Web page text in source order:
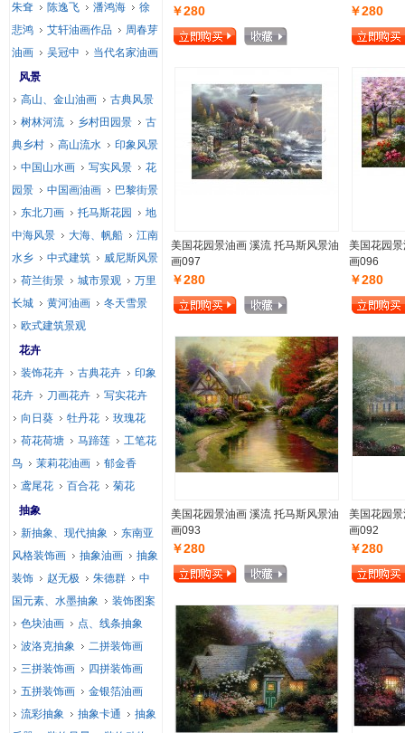
￥280 ￥280
美国花园景油画 溪流 托马斯风景油
画097
￥280
美国花园
画096
￥280
美国花园景油画 溪流 托马斯风景油
画093
￥280
美国花园
画092
￥280
朱耷
陈逸飞 潘鸿海
徐
悲鸿
艾轩油画作品
周春芽
油画
吴冠中
当代名家油画
风景
高山、金山油画
古典风景
树林河流
乡村田园景
古
典乡村
高山流水
印象风景
中国山水画
写实风景
花
园景
中国画油画
巴黎街景
东北刀画
托马斯花园
地
中海风景
大海、帆船
江南
水乡
中式建筑
威尼斯风景
荷兰街景
城市景观
万里
长城
黄河油画
冬天雪景
欧式建筑景观
花卉
装饰花卉
古典花卉
印象
花卉
刀画花卉
写实花卉
向日葵
牡丹花
玫瑰花
荷花荷塘
马蹄莲
工笔花
鸟
茉莉花油画
郁金香
鸢尾花
百合花
菊花
抽象
新抽象、现代抽象
东南亚
风格装饰画
抽象油画
抽象
装饰
赵无极 朱德群
中
国元素、水墨抽象
装饰图案
色块油画
点、线条抽象
波洛克抽象
二拼装饰画
三拼装饰画
四拼装饰画
五拼装饰画
金银箔油画
流彩抽象
抽象卡通
抽象